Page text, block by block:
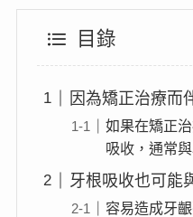
目錄
因為矯正治療而
如果在矯正
吸收，通常
牙根吸收也可能
容易造成牙